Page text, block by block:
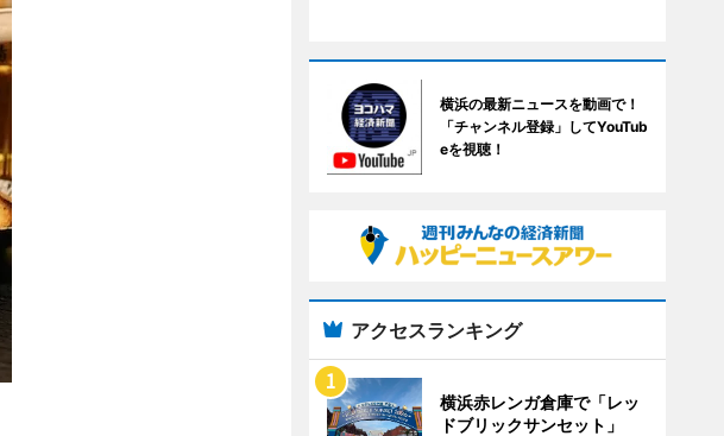
横浜の最新ニュースを動画で！
「チャンネル登録」してYouTub
eを視聴！
アクセスランキング
横浜赤レンガ倉庫で「レッ
ドブリックサンセット」